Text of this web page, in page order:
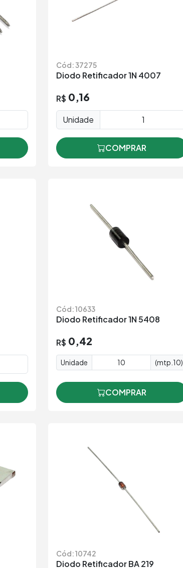
Cód: 37275
Diodo Retificador 1N 4007
R$ 0,16
Unidade
COMPRAR
Cód: 10633
Diodo Retificador 1N 5408
R$ 0,42
Unidade (mtp.10)
COMPRAR
Cód: 10742
Diodo Retificador BA 219